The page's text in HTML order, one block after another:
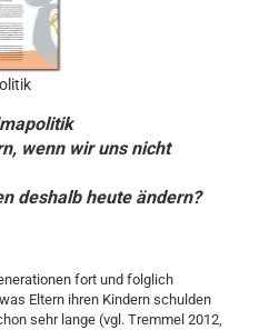
wenn wir uns nicht
deshalb heute ändern?
fort und folglich
Eltern ihren Kindern schulden
sehr lange (vgl. Tremmel 2012,